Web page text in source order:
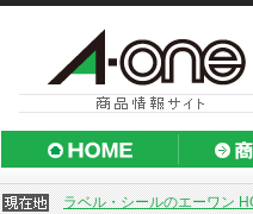
ラベル・シールのエーワン